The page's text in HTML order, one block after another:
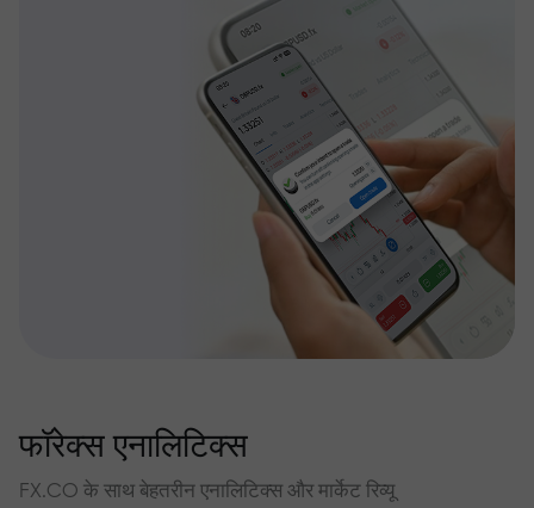
फॉरेक्स एनालिटिक्स
FX.CO के साथ बेहतरीन एनालिटिक्स और मार्केट रिव्यू